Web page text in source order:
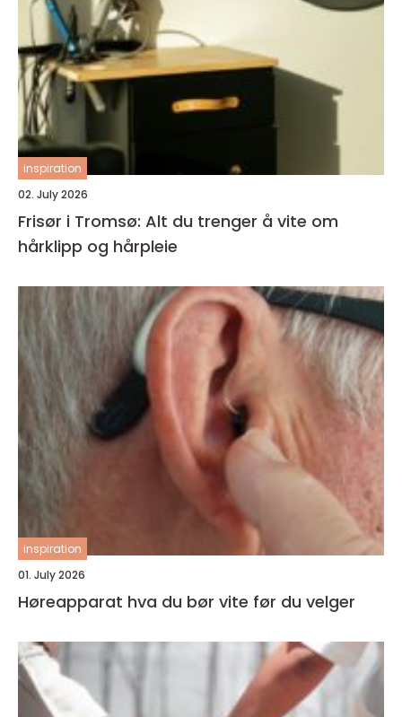
inspiration
02. July 2026
Frisør i Tromsø: Alt du trenger å vite om
hårklipp og hårpleie
inspiration
01. July 2026
Høreapparat hva du bør vite før du velger